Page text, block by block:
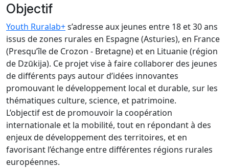
Objectif
Youth Ruralab+s’adresse aux jeunes entre 18 et 30 ans
issus de zones rurales en Espagne (Asturies), en France
(Presqu’île de Crozon - Bretagne) et en Lituanie (région
de Dzūkija). Ce projet vise à faire collaborer des jeunes
de différents pays autour d’idées innovantes
promouvant le développement local et durable, sur les
thématiques culture, science, et patrimoine.
L’objectif est de promouvoir la coopération
internationale et la mobilité, tout en répondant à des
enjeux de développement des territoires, et en
favorisant l’échange entre différentes régions rurales
européennes.